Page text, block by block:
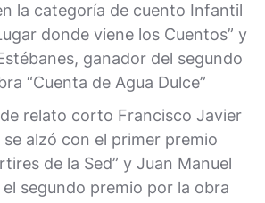
la categoría de cuento Infantil
donde viene los Cuentos” y
ganador del segundo
“Cuenta de Agua Dulce”
relato corto Francisco Javier
se alzó con el primer premio
de la Sed” y Juan Manuel
el segundo premio por la obra